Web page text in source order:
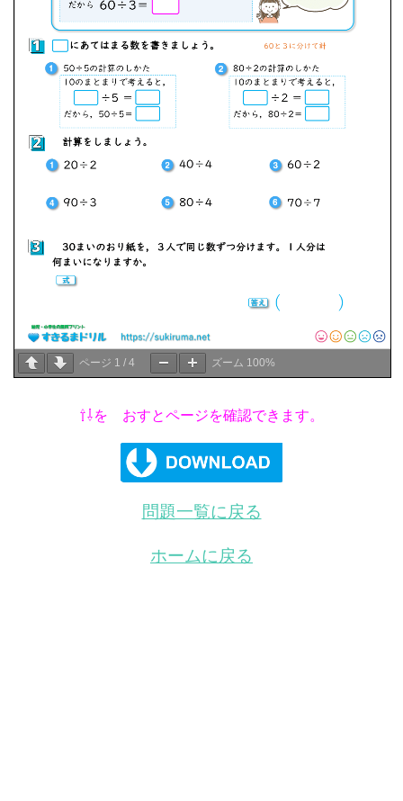
ページ 1 / 4 ズーム 100%
⇧⇩を おすとページを確認できます。
問題一覧に戻る
ホームに戻る